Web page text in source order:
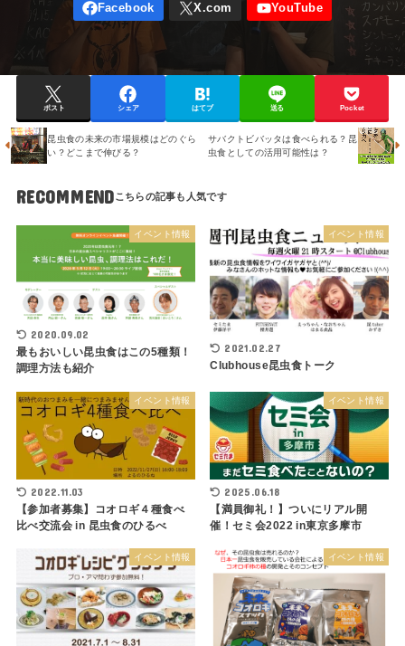
ポスト シェア はてブ 送る Pocket
昆虫食の未来の市場規模はどのぐら
い？どこまで伸びる？
サバクトビバッタは食べられる？昆
虫食としての活用可能性は？
RECOMMEND
イベント情報
2020.09.02
最もおいしい昆虫食はこの5種類！
調理方法も紹介
イベント情報
2021.02.27
Clubhouse昆虫食トーク
イベント情報
2022.11.03
【参加者募集】コオロギ４種食べ
比べ交流会 in 昆虫食のひるべ
イベント情報
2025.06.18
【満員御礼！】ついにリアル開
催！セミ会2022 in東京多摩市
イベント情報 イベント情報